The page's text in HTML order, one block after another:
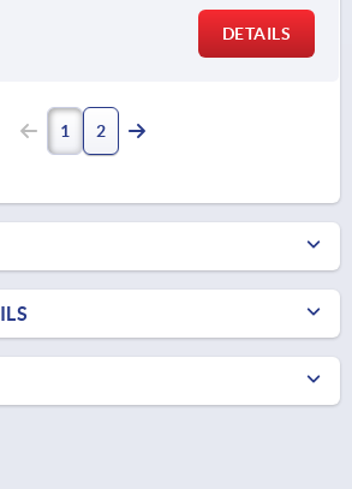
DETAILS
1 2